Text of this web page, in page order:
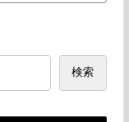
検索